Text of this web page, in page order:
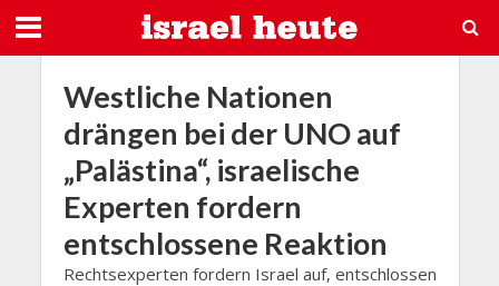
Westliche Nationen
drängen bei der UNO auf
„Palästina“, israelische
Experten fordern
entschlossene Reaktion
Rechtsexperten fordern Israel auf, entschlossen